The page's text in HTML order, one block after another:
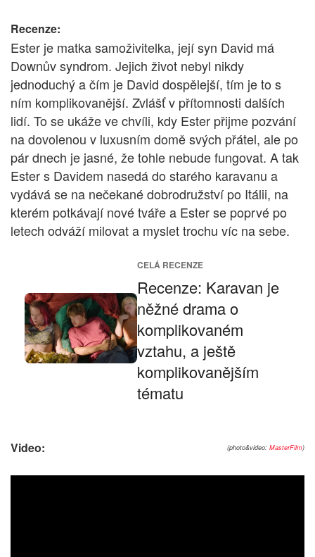
Recenze:
Ester je matka samoživitelka, její syn David má
Downův syndrom. Jejich život nebyl nikdy
jednoduchý a čím je David dospělejší, tím je to s
ním komplikovanější. Zvlášť v přítomnosti dalších
lidí. To se ukáže ve chvíli, kdy Ester přijme pozvání
na dovolenou v luxusním domě svých přátel, ale po
pár dnech je jasné, že tohle nebude fungovat. A tak
Ester s Davidem nasedá do starého karavanu a
vydává se na nečekané dobrodružství po Itálii, na
kterém potkávají nové tváře a Ester se poprvé po
letech odváží milovat a myslet trochu víc na sebe.
CELÁ RECENZE
Recenze: Karavan je
něžné drama o
komplikovaném
vztahu, a ještě
komplikovanějším
tématu
(photo&video: MasterFilm)
Video: